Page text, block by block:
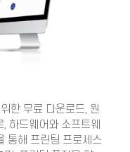
한 무료 다운로드, 원
하드웨어와 소프트웨
통해 프린팅 프로세스